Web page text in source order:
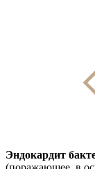
Эндокардит